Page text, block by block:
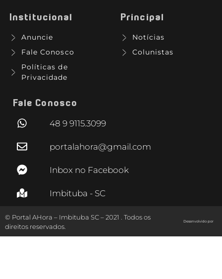
Institucional
Anuncie
Fale Conosco
Políticas de
Privacidade
Principal
Notícias
Colunistas
Fale Conosco
48 9 9115.3099
portalahora@gmail.com
Inbox no Facebook
Imbituba - SC
© Portal AHora – Imbituba SC – 2021 . Todos os
direitos reservados.
Desenvolvido por